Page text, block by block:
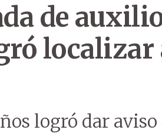
de auxilio
localizar
logró dar